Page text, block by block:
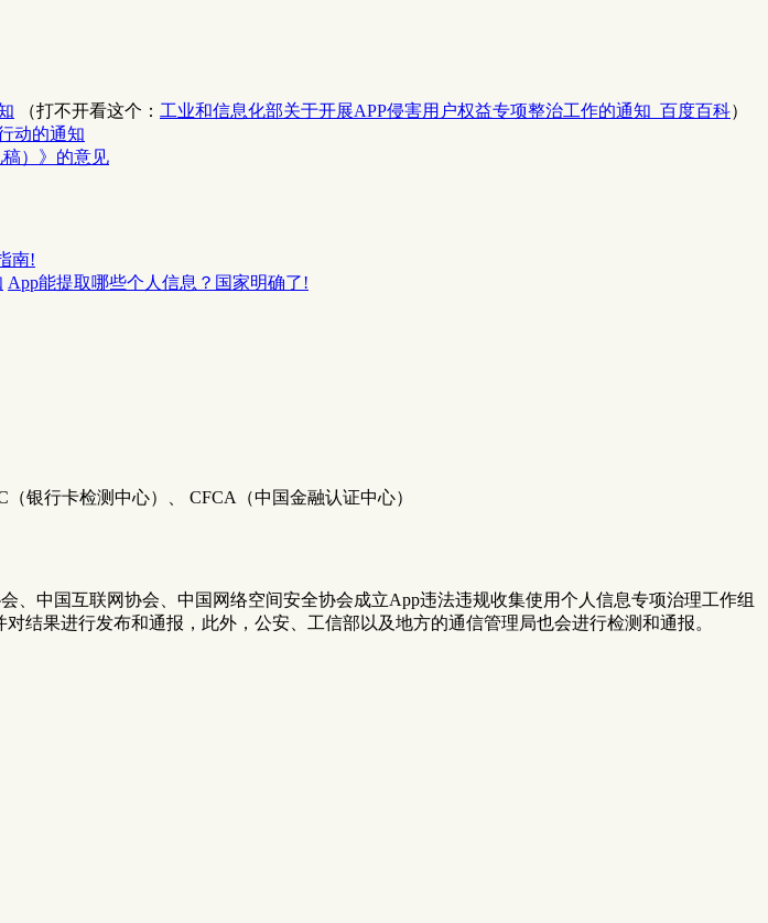
（打不开看这个： 工业和信息化部关于开展APP侵害用户权益专项整治工作的通知_百度百科）
动的通知
）》的意见
南!
App能提取哪些个人信息？国家明确了!
银行卡检测中心）、 CFCA（中国金融认证中心）
中国互联网协会、中国网络空间安全协会成立App违法违规收集使用个人信息专项治理工作组
结果进行发布和通报，此外，公安、工信部以及地方的通信管理局也会进行检测和通报。